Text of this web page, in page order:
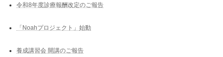
令和8年度診療報酬改定のご報告
「Noahプロジェクト」始動
養成講習会 開講のご報告